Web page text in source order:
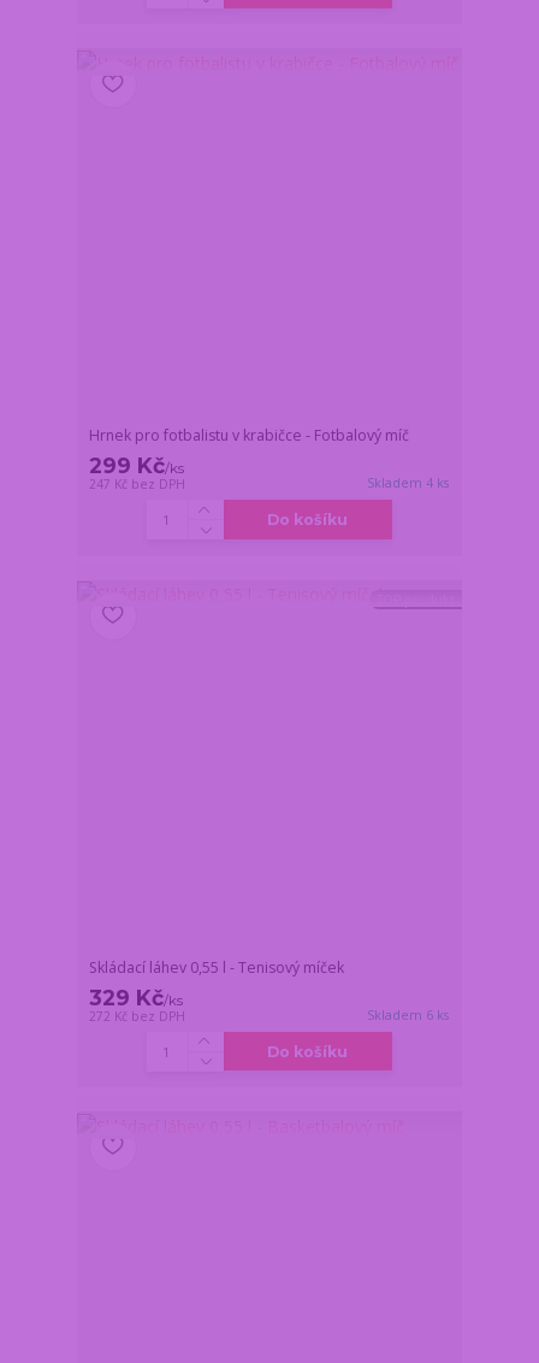
Hrnek pro fotbalistu v krabičce - Fotbalový míč
299 Kč/ks
247 Kč bez DPH Skladem 4 ks
Do košíku
Skládací láhev 0,55 l - Tenisový míček
329 Kč/ks
272 Kč bez DPH Skladem 6 ks
Do košíku